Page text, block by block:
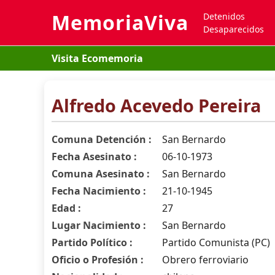
MemoriaViva
Detenidos
Desaparecidos
Visita Ecomemoria
Alfredo Acevedo Pereira
Comuna Detención :
San Bernardo
Fecha Asesinato :
06-10-1973
Comuna Asesinato :
San Bernardo
Fecha Nacimiento :
21-10-1945
Edad :
27
Lugar Nacimiento :
San Bernardo
Partido Político :
Partido Comunista (PC)
Oficio o Profesión :
Obrero ferroviario